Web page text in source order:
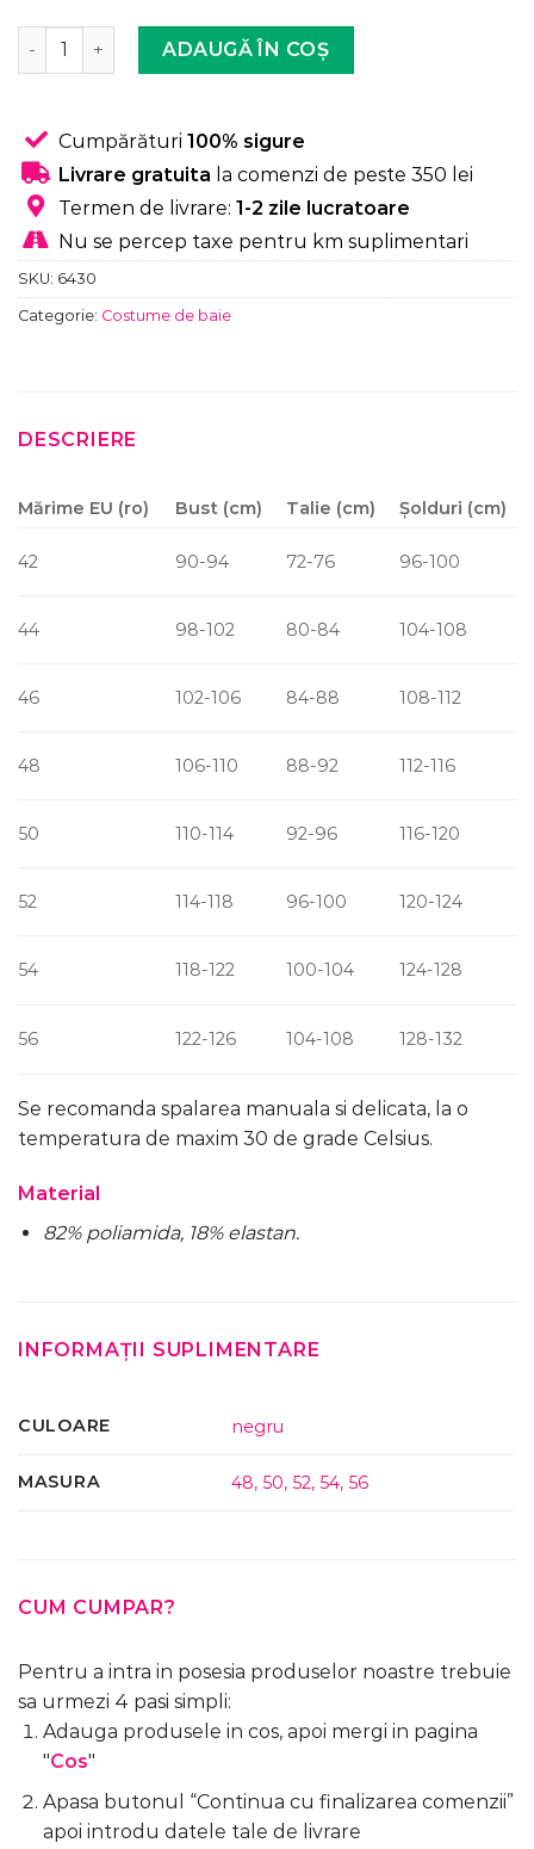
Cantitate Costum de baie, Doua Piese, Marime Mare,
ADAUGĂ ÎN COȘ
Cumpărături 100% sigure
Livrare gratuita la comenzi de peste 350 lei
Termen de livrare: 1-2 zile lucratoare
Nu se percep taxe pentru km suplimentari
SKU: 6430
Categorie: Costume de baie
DESCRIERE
Mărime EU (ro) Bust (cm) Talie (cm) Șolduri (cm)
42 90-94 72-76 96-100
44 98-102 80-84 104-108
46 102-106 84-88 108-112
48 106-110 88-92 112-116
50 110-114 92-96 116-120
52 114-118 96-100 120-124
54 118-122 100-104 124-128
56 122-126 104-108 128-132
Se recomanda spalarea manuala si delicata, la o
temperatura de maxim 30 de grade Celsius.
Material
82% poliamida, 18% elastan.
INFORMAȚII SUPLIMENTARE
CULOARE negru
MASURA 48,50,52,54,56
CUM CUMPAR?
Pentru a intra in posesia produselor noastre trebuie
sa urmezi 4 pasi simpli:
Adauga produsele in cos, apoi mergi in pagina
"Cos"
Apasa butonul “Continua cu finalizarea comenzii”
apoi introdu datele tale de livrare